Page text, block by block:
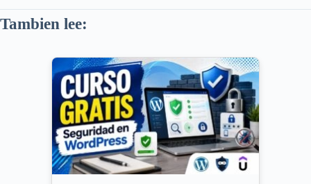
Tambien lee: